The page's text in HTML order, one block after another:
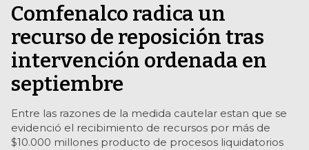
Comfenalco radica un
recurso de reposición tras
intervención ordenada en
septiembre
Entre las razones de la medida cautelar estan que se
evidenció el recibimiento de recursos por más de
$10.000 millones producto de procesos liquidatorios